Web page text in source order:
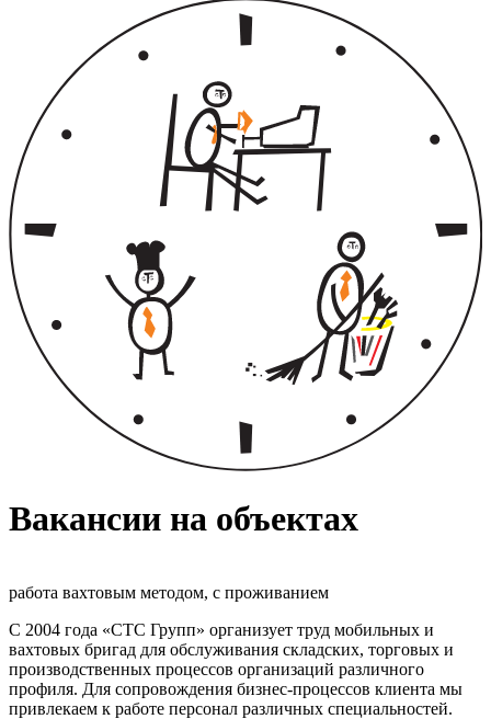
Вакансии на объектах
работа вахтовым методом, с проживанием
С 2004 года «СТС Групп» организует труд мобильных и
вахтовых бригад для обслуживания складских, торговых и
производственных процессов организаций различного
профиля. Для сопровождения бизнес-процессов клиента мы
привлекаем к работе персонал различных специальностей.